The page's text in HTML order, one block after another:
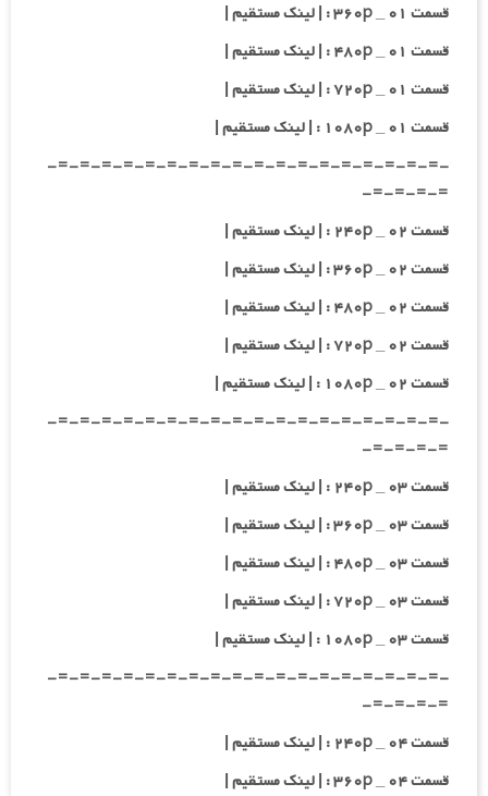
قسمت ۰۱ _ ۳۶۰p : | لینک مستقیم |
قسمت ۰۱ _ ۴۸۰p : | لینک مستقیم |
قسمت ۰۱ _ ۷۲۰p : | لینک مستقیم |
قسمت ۰۱ _ ۱۰۸۰p : | لینک مستقیم |
-=-=-=-=-=-=-=-=-=-=-=-=-=-=-=-=-=-=-
=-=-=-=-
قسمت ۰۲ _ ۲۴۰p : | لینک مستقیم |
قسمت ۰۲ _ ۳۶۰p : | لینک مستقیم |
قسمت ۰۲ _ ۴۸۰p : | لینک مستقیم |
قسمت ۰۲ _ ۷۲۰p : | لینک مستقیم |
قسمت ۰۲ _ ۱۰۸۰p : | لینک مستقیم |
-=-=-=-=-=-=-=-=-=-=-=-=-=-=-=-=-=-=-
=-=-=-=-
قسمت ۰۳ _ ۲۴۰p : | لینک مستقیم |
قسمت ۰۳ _ ۳۶۰p : | لینک مستقیم |
قسمت ۰۳ _ ۴۸۰p : | لینک مستقیم |
قسمت ۰۳ _ ۷۲۰p : | لینک مستقیم |
قسمت ۰۳ _ ۱۰۸۰p : | لینک مستقیم |
-=-=-=-=-=-=-=-=-=-=-=-=-=-=-=-=-=-=-
=-=-=-=-
قسمت ۰۴ _ ۲۴۰p : | لینک مستقیم |
قسمت ۰۴ _ ۳۶۰p : | لینک مستقیم |